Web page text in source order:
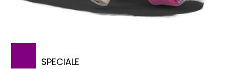
SPECIALE